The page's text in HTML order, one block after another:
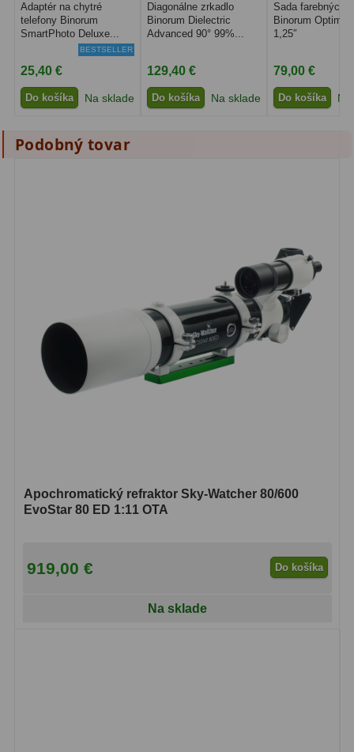
Adaptér na chytré
telefony Binorum
SmartPhoto Deluxe...
BESTSELLER
25,40 €
Do košíka Na sklade
Diagonálne zrkadlo
Binorum Dielectric
Advanced 90° 99%...
129,40 €
Do košíka Na sklade
Sada farebných
Binorum Optima
1,25″
79,00 €
Do košíka
Podobný tovar
Apochromatický refraktor Sky-Watcher 80/600
EvoStar 80 ED 1:11 OTA
919,00 € Do košíka
Na sklade